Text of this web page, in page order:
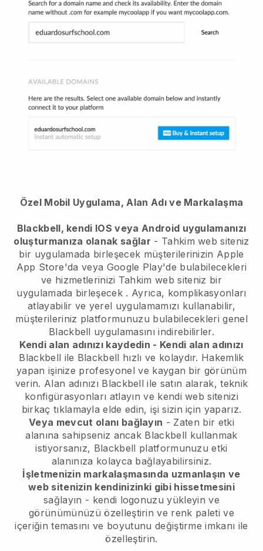
Özel Mobil Uygulama, Alan Adı ve Markalaşma
Blackbell, kendi IOS veya Android uygulamanızı
oluşturmanıza olanak sağlar - Tahkim web siteniz
bir uygulamada birleşecek müşterilerinizin Apple
App Store'da veya Google Play'de bulabilecekleri
ve hizmetlerinizi Tahkim web siteniz bir
uygulamada birleşecek . Ayrıca, komplikasyonları
atlayabilir ve yerel uygulamamızı kullanabilir,
müşterileriniz platformunuzu bulabilecekleri genel
Blackbell uygulamasını indirebilirler.
Kendi alan adınızı kaydedin - Kendi alan adınızı
Blackbell ile Blackbell hızlı ve kolaydır. Hakemlik
yapan işinize profesyonel ve kaygan bir görünüm
verin. Alan adınızı Blackbell ile satın alarak, teknik
konfigürasyonları atlayın ve kendi web sitenizi
birkaç tıklamayla elde edin, işi sizin için yaparız.
Veya mevcut olanı bağlayın - Zaten bir etki
alanına sahipseniz ancak Blackbell kullanmak
istiyorsanız, Blackbell platformunuzu etki
alanınıza kolayca bağlayabilirsiniz.
İşletmenizin markalaşmasında uzmanlaşın ve
web sitenizin kendinizinki gibi hissetmesini
sağlayın - kendi logonuzu yükleyin ve
görünümünüzü özelleştirin ve renk paleti ve
içeriğin temasını ve boyutunu değiştirme imkanı ile
özelleştirin.